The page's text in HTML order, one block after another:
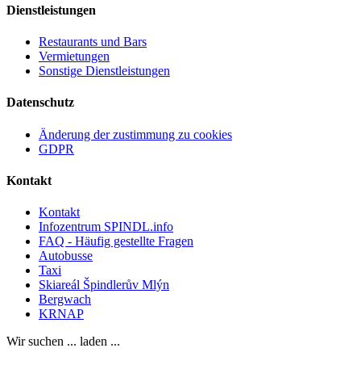
Dienstleistungen
Restaurants und Bars
Vermietungen
Sonstige Dienstleistungen
Datenschutz
Änderung der zustimmung zu cookies
GDPR
Kontakt
Kontakt
Infozentrum SPINDL.info
FAQ - Häufig gestellte Fragen
Autobusse
Taxi
Skiareál Špindlerův Mlýn
Bergwach
KRNAP
Wir suchen ... laden ...